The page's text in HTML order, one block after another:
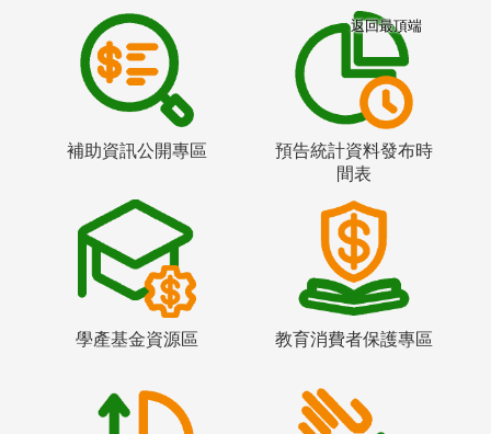
補助資訊公開專區
預告統計資料發布時
間表
學產基金資源區 教育消費者保護專區
返回最頂端